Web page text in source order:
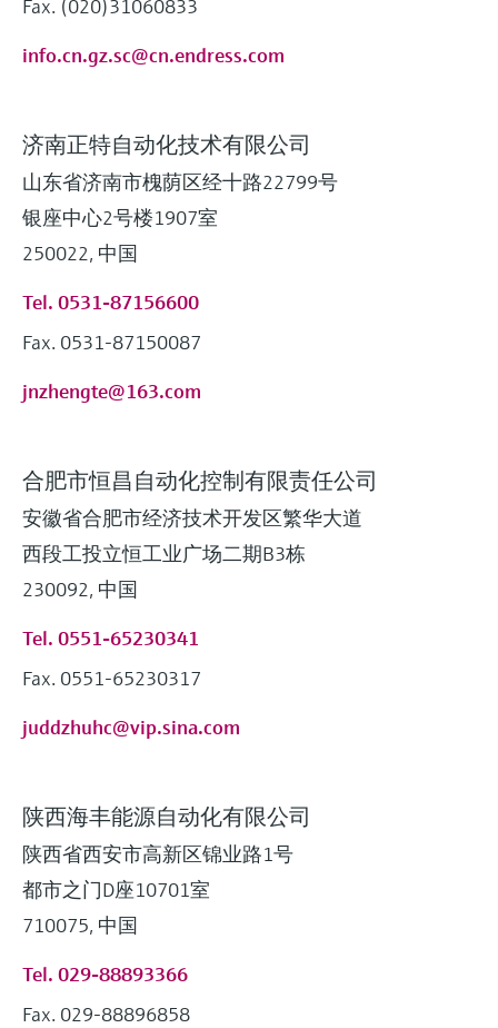
Fax. (020)31060833
info.cn.gz.sc@cn.endress.com
济南正特自动化技术有限公司
山东省济南市槐荫区经十路22799号
银座中心2号楼1907室
250022, 中国
Tel. 0531-87156600
Fax. 0531-87150087
jnzhengte@163.com
合肥市恒昌自动化控制有限责任公司
安徽省合肥市经济技术开发区繁华大道
西段工投立恒工业广场二期B3栋
230092, 中国
Tel. 0551-65230341
Fax. 0551-65230317
juddzhuhc@vip.sina.com
陕西海丰能源自动化有限公司
陕西省西安市高新区锦业路1号
都市之门D座10701室
710075, 中国
Tel. 029-88893366
Fax. 029-88896858